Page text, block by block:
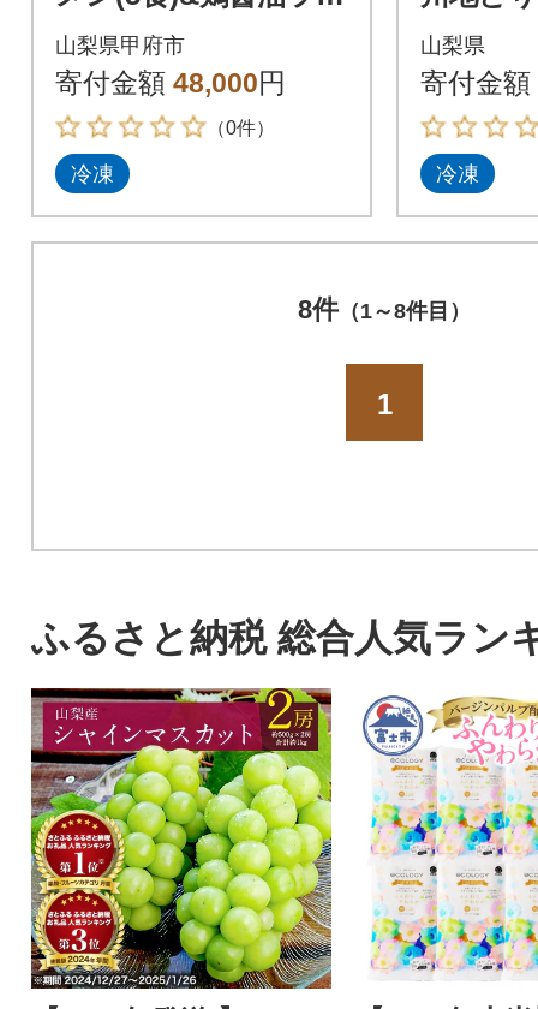
メン(5食)
山梨県甲府市
寄付金額 48,000円
（0件）
冷凍
スープ
梨ブラ
厚白湯
山梨県
寄付金額
冷凍
8件（1～8件目）
1
ふるさと納税 総合人気ラン